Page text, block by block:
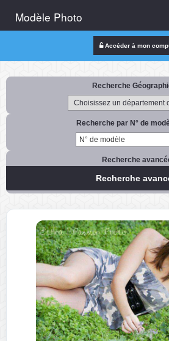
Modèle Photo
Accéder à mon
Recherche
Recherche par N° de
Recherche
Recherche